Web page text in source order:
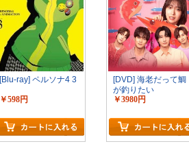
[Blu-ray] ペルソナ4 3
￥598円
[DVD] 海老だって鯛
が釣りたい
￥3980円